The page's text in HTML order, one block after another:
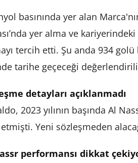
basınında yer alan
yer alma ve
tercih etti. Şu anda 934
tarihe geçeceği
detayları açıklanmadı
2023 yılının başında Al
Yeni sözleşmeden
performansı dikkat